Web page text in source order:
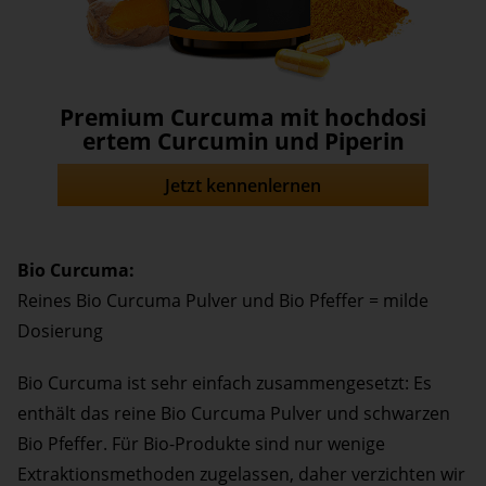
Premium Curcuma mit hochdosi
ertem Curcumin und Piperin
Jetzt kennenlernen
Bio Curcuma:
Reines Bio Curcuma Pulver und Bio Pfeffer = milde
Dosierung
Bio Curcuma ist sehr einfach zusammengesetzt: Es
enthält das reine Bio Curcuma Pulver und schwarzen
Bio Pfeffer. Für Bio-Produkte sind nur wenige
Extraktionsmethoden zugelassen, daher verzichten wir